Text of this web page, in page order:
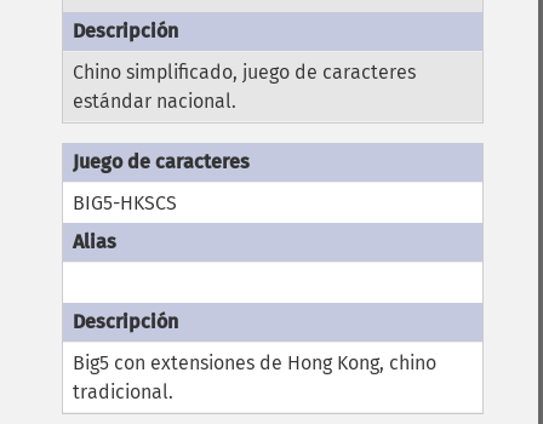
Chino simplificado, juego de caracteres
estándar nacional.
BIG5-HKSCS
Big5 con extensiones de Hong Kong, chino
tradicional.